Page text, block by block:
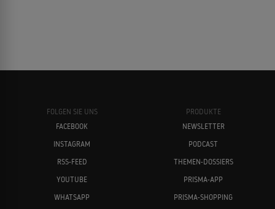
FOLGEN SIE UNS
FACEBOOK
INSTAGRAM
RSS-FEED
YOUTUBE
WHATSAPP
PRODUKTE
NEWSLETTER
PODCAST
THEMEN-DOSSIERS
PRISMA-APP
PRISMA-SHOPPING